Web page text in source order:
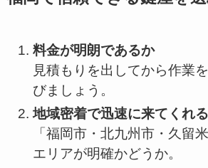
料金が明朗であるか
見積もりを出してから作業
びましょう。
地域密着で迅速に来てくれ
「福岡市・北九州市・久留
エリアが明確かどうか。